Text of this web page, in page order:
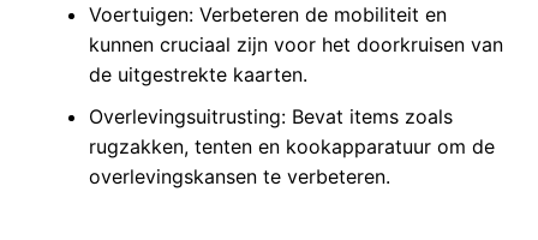
Voertuigen: Verbeteren de mobiliteit en
kunnen cruciaal zijn voor het doorkruisen van
de uitgestrekte kaarten.
Overlevingsuitrusting: Bevat items zoals
rugzakken, tenten en kookapparatuur om de
overlevingskansen te verbeteren.